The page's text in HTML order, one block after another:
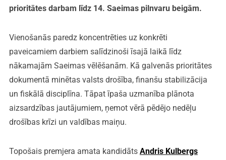
prioritātes darbam līdz 14. Saeimas pilnvaru beigām.
Vienošanās paredz koncentrēties uz konkrēti
paveicamiem darbiem salīdzinoši īsajā laikā līdz
nākamajām Saeimas vēlēšanām. Kā galvenās prioritātes
dokumentā minētas valsts drošība, finanšu stabilizācija
un fiskālā disciplīna. Tāpat īpaša uzmanība plānota
aizsardzības jautājumiem, ņemot vērā pēdējo nedēļu
drošības krīzi un valdības maiņu.
Topošais premjera amata kandidāts Andris Kulbergs